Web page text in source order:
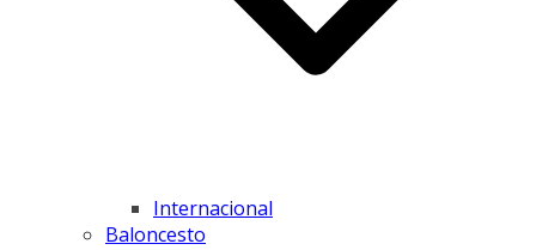
Internacional
Baloncesto